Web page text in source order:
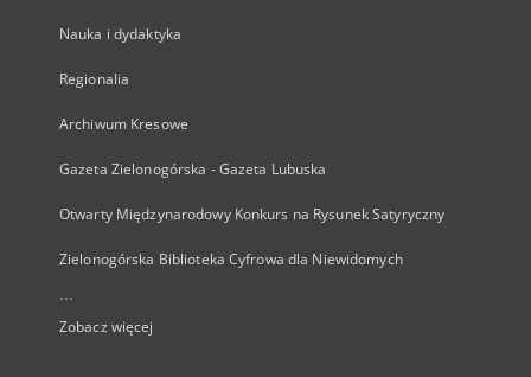
Nauka i dydaktyka
Regionalia
Archiwum Kresowe
Gazeta Zielonogórska - Gazeta Lubuska
Otwarty Międzynarodowy Konkurs na Rysunek Satyryczny
Zielonogórska Biblioteka Cyfrowa dla Niewidomych
...
Zobacz więcej